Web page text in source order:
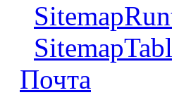
Почта